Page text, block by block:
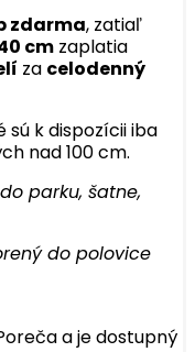
zdarma, zatiaľ
cm zaplatia
za celodenný
sú k dispozícii iba
nad 100 cm.
parku, šatne,
do polovice
a je dostupný